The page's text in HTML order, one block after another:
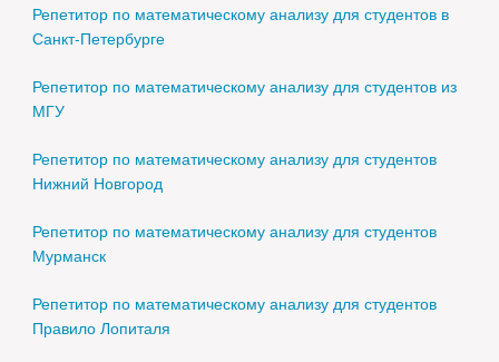
Репетитор по математическому анализу для студентов в
Санкт-Петербурге
Репетитор по математическому анализу для студентов из
МГУ
Репетитор по математическому анализу для студентов
Нижний Новгород
Репетитор по математическому анализу для студентов
Мурманск
Репетитор по математическому анализу для студентов
Правило Лопиталя